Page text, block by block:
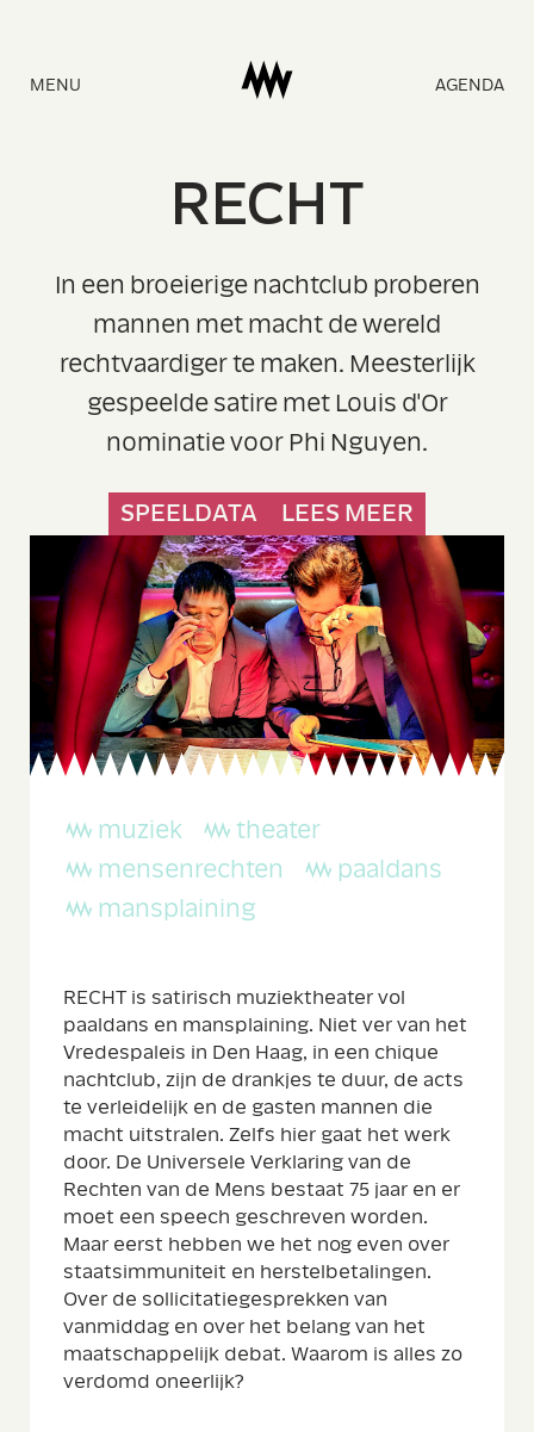
MENU
Naar
AGENDA
RECHT
In een broeierige nachtclub proberen
mannen met macht de wereld
rechtvaardiger te maken. Meesterlijk
gespeelde satire met Louis d'Or
nominatie voor Phi Nguyen.
SPEELDATA LEES MEER
muziek
theater
mensenrechten
paaldans
mansplaining
RECHT is satirisch muziektheater vol
paaldans en mansplaining. Niet ver van het
Vredespaleis in Den Haag, in een chique
nachtclub, zijn de drankjes te duur, de acts
te verleidelijk en de gasten mannen die
macht uitstralen. Zelfs hier gaat het werk
door. De Universele Verklaring van de
Rechten van de Mens bestaat 75 jaar en er
moet een speech geschreven worden.
Maar eerst hebben we het nog even over
staatsimmuniteit en herstelbetalingen.
Over de sollicitatiegesprekken van
vanmiddag en over het belang van het
maatschappelijk debat. Waarom is alles zo
verdomd oneerlijk?